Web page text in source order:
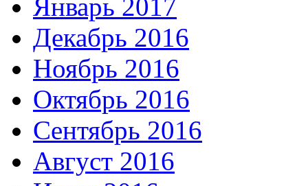
Январь 2017
Декабрь 2016
Ноябрь 2016
Октябрь 2016
Сентябрь 2016
Август 2016